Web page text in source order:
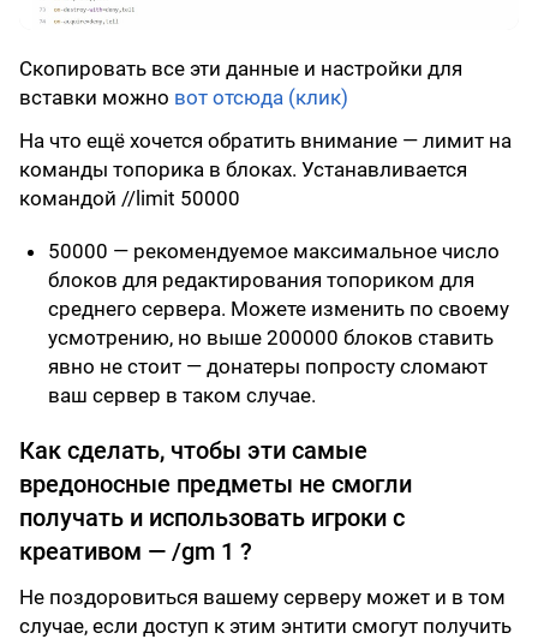
Скопировать все эти данные и настройки для
вставки можно вот отсюда (клик)
На что ещё хочется обратить внимание — лимит на
команды топорика в блоках. Устанавливается
командой //limit 50000
50000 — рекомендуемое максимальное число
блоков для редактирования топориком для
среднего сервера. Можете изменить по своему
усмотрению, но выше 200000 блоков ставить
явно не стоит — донатеры попросту сломают
ваш сервер в таком случае.
Как сделать, чтобы эти самые
вредоносные предметы не смогли
получать и использовать игроки с
креативом — /gm 1 ?
Не поздоровиться вашему серверу может и в том
случае, если доступ к этим энтити смогут получить